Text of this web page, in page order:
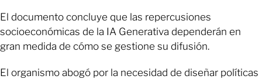
El documento concluye que las repercusiones
socioeconómicas de la IA Generativa dependerán en
gran medida de cómo se gestione su difusión.
El organismo abogó por la necesidad de diseñar políticas